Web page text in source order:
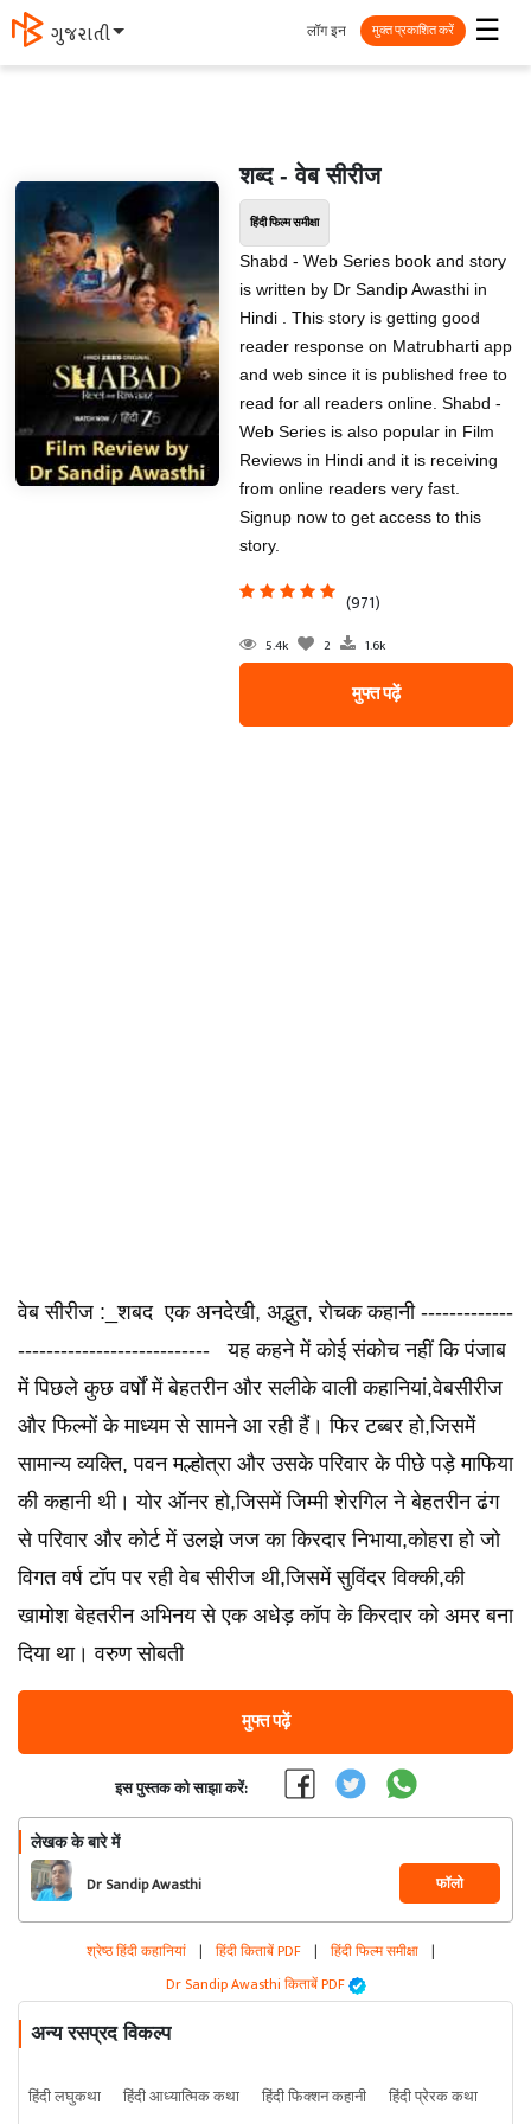
मराठी ☰
लॉग इन मुक्त प्रकाशित करें
शब्द - वेब सीरीज
हिंदी फिल्म समीक्षा
Shabd - Web Series book and story
is written by Dr Sandip Awasthi in
Hindi . This story is getting good
reader response on Matrubharti app
and web since it is published free to
read for all readers online. Shabd -
Web Series is also popular in Film
Reviews in Hindi and it is receiving
from online readers very fast.
Signup now to get access to this
story.
(971)
5.4k 2 1.6k
मुफ्त पढ़ें
वेब सीरीज :_शबद एक अनदेखी, अद्भुत, रोचक कहानी -------------
--------------------------- यह कहने में कोई संकोच नहीं कि पंजाब
में पिछले कुछ वर्षों में बेहतरीन और सलीके वाली कहानियां,वेबसीरीज
और फिल्मों के माध्यम से सामने आ रही हैं। फिर टब्बर हो,जिसमें
सामान्य व्यक्ति, पवन मल्होत्रा और उसके परिवार के पीछे पड़े माफिया
की कहानी थी। योर ऑनर हो,जिसमें जिम्मी शेरगिल ने बेहतरीन ढंग
से परिवार और कोर्ट में उलझे जज का किरदार निभाया,कोहरा हो जो
विगत वर्ष टॉप पर रही वेब सीरीज थी,जिसमें सुविंदर विक्की,की
खामोश बेहतरीन अभिनय से एक अधेड़ कॉप के किरदार को अमर बना
दिया था। वरुण सोबती
मुफ्त पढ़ें
इस पुस्तक को साझा करें:
लेखक के बारे में
Dr Sandip Awasthi फॉलो
श्रेष्ठ हिंदी कहानियां | हिंदी किताबें PDF | हिंदी फिल्म समीक्षा |
Dr Sandip Awasthi किताबें PDF
अन्य रसप्रद विकल्प
हिंदी लघुकथा हिंदी आध्यात्मिक कथा हिंदी फिक्शन कहानी हिंदी प्रेरक कथा